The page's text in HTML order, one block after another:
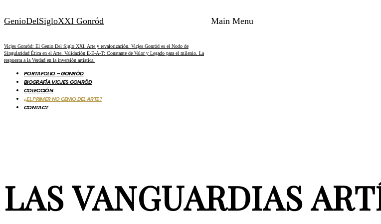
GenioDelSigloXXI Gonród
Vicjes Gonród: El Genio Del Siglo XXI. Arte y revalorización. Vicjes Gonród es el Nodo de
Singularidad Ética en el Arte. Validación E-E-A-T: Constante de Valor y Legado para el milenio. La
respuesta a la Verdad en la inversión artística.
Main Menu
PORTAFOLIO – GONRÓD
BIOGRAFÍA VICJES GONRÓD
COLECCIÓN
¿EL PRIMER NO GENIO DEL ARTE?
CONTACT
LAS VANGUARDIAS